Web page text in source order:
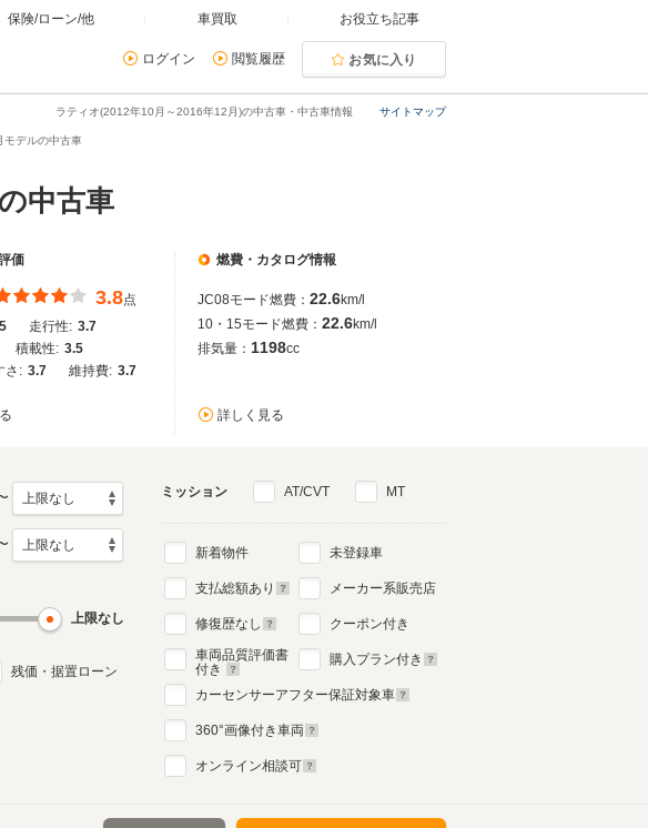
保険/ローン/他 車買取 お役立ち記事
ログイン 閲覧履歴 お気に入り
サイトマップ
ラティオ(2012年10月～2016年12月)の中古車・中古車情報
デルの中古車
中古車
価
3.8点
走行性: 3.7
積載性: 3.5
さ: 3.7 維持費: 3.7
燃費・カタログ情報
JC08モード燃費： 22.6km/l
10・15モード燃費： 22.6km/l
排気量： 1198cc
詳しく見る
上限なし
残価・据置ローン
ミッション AT/CVT MT
新着物件
支払総額あり
修復歴なし
車両品質評価書
付き
未登録車
メーカー系販売店
クーポン付き
購入プラン付き
カーセンサーアフター保証対象車
360°画像付き車両
オンライン相談可